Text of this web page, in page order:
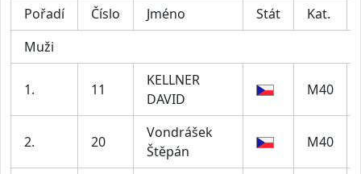
Pořadí Číslo Jméno Stát Kat.
Muži
1. 11
KELLNER
DAVID
M40
2. 20
Vondrášek
Štěpán
M40